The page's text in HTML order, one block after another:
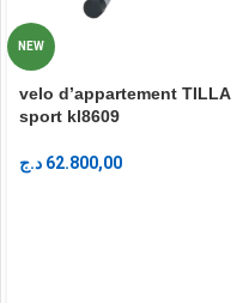
NEW
velo d’appartement TILLA
sport kl8609
62.800,00 د.ج